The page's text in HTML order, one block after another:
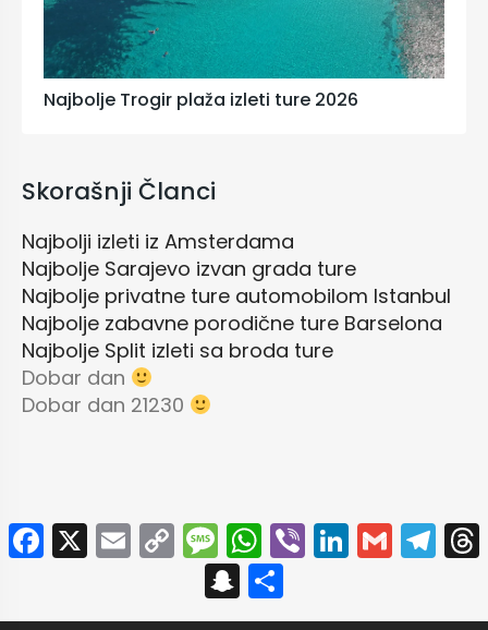
Najbolje Trogir plaža izleti ture 2026
Skorašnji Članci
Najbolji izleti iz Amsterdama
Najbolje Sarajevo izvan grada ture
Najbolje privatne ture automobilom Istanbul
Najbolje zabavne porodične ture Barselona
Najbolje Split izleti sa broda ture
Dobar dan
Dobar dan 21230
Facebook
X EmailCopy
Link
Message
WhatsApp
ViberLinkedIn
Snapchat